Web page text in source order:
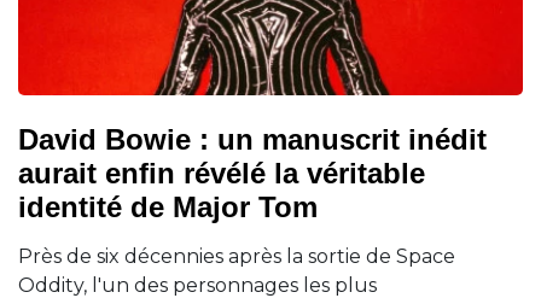
David Bowie : un manuscrit inédit
aurait enfin révélé la véritable
identité de Major Tom
Près de six décennies après la sortie de Space
Oddity, l'un des personnages les plus